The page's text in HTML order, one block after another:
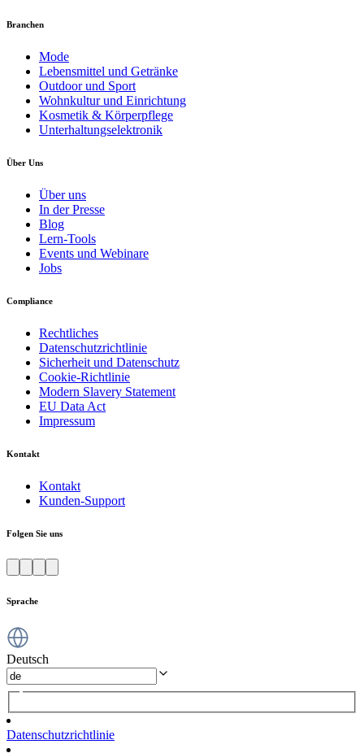
Branchen
Mode
Lebensmittel und Getränke
Outdoor und Sport
Wohnkultur und Einrichtung
Kosmetik & Körperpflege
Unterhaltungselektronik
Über Uns
Über uns
In der Presse
Blog
Lern-Tools
Events und Webinare
Jobs
Compliance
Rechtliches
Datenschutzrichtlinie
Sicherheit und Datenschutz
Cookie-Richtlinie
Modern Slavery Statement
EU Data Act
Impressum
Kontakt
Kontakt
Kunden-Support
Folgen Sie uns
Sprache
Deutsch
Datenschutzrichtlinie